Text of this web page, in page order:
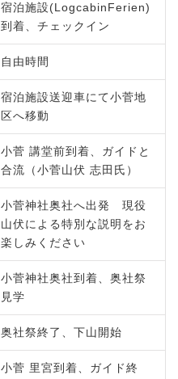
宿泊施設(LogcabinFerien)
到着、チェックイン
自由時間
宿泊施設送迎車にて小菅地
区へ移動
小菅 講堂前到着、ガイドと
合流（小菅山伏 志田氏）
小菅神社奥社へ出発 現役
山伏による特別な説明をお
楽しみください
小菅神社奥社到着、奥社祭
見学
奥社祭終了、下山開始
小菅 里宮到着、ガイド終